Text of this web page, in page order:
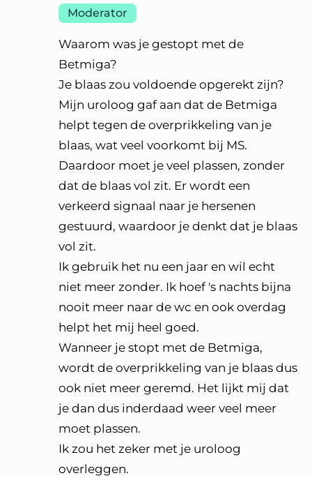
Moderator
Waarom was je gestopt met de
Betmiga?
Je blaas zou voldoende opgerekt zijn?
Mijn uroloog gaf aan dat de Betmiga
helpt tegen de overprikkeling van je
blaas, wat veel voorkomt bij MS.
Daardoor moet je veel plassen, zonder
dat de blaas vol zit. Er wordt een
verkeerd signaal naar je hersenen
gestuurd, waardoor je denkt dat je blaas
vol zit.
Ik gebruik het nu een jaar en wil echt
niet meer zonder. Ik hoef 's nachts bijna
nooit meer naar de wc en ook overdag
helpt het mij heel goed.
Wanneer je stopt met de Betmiga,
wordt de overprikkeling van je blaas dus
ook niet meer geremd. Het lijkt mij dat
je dan dus inderdaad weer veel meer
moet plassen.
Ik zou het zeker met je uroloog
overleggen.